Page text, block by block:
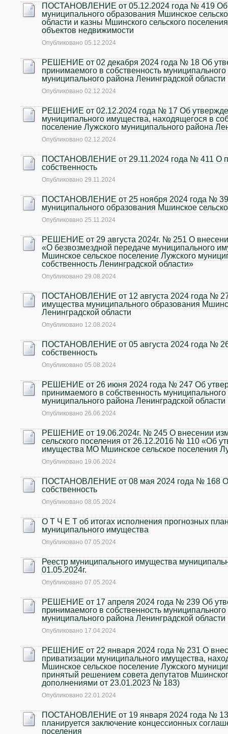
ПОСТАНОВЛЕНИЕ от 05.12.2024 года № 419 Об
муниципального образования Мшинское
области и казны Мшинского сельского
объектов недвижимости
Опубликовано 05.12.2024
РЕШЕНИЕ от 02 декабря 2024 года № 18 Об
принимаемого в собственность
муниципального района Ленинградской области
Опубликовано 02.12.2024
РЕШЕНИЕ от 02.12.2024 года № 17 Об
муниципального имущества, находящегося в
поселение Лужского муниципального района
Опубликовано 02.12.2024
ПОСТАНОВЛЕНИЕ от 29.11.2024 года № 411 О
собственность
Опубликовано 29.11.2024
ПОСТАНОВЛЕНИЕ от 25 ноября 2024 года №
муниципального образования Мшинское
Опубликовано 25.11.2024
РЕШЕНИЕ от 29 августа 2024г. № 251 О
«О безвозмездной передаче муниципального
Мшинское сельское поселение Лужского
собственность Ленинградской области»
Опубликовано 29.08.2024
ПОСТАНОВЛЕНИЕ от 12 августа 2024 года №
имущества муниципального образования
Ленинградской области
Опубликовано 12.08.2024
ПОСТАНОВЛЕНИЕ от 05 августа 2024 года №
собственность
Опубликовано 05.08.2024
РЕШЕНИЕ от 26 июня 2024 года № 247 Об
принимаемого в собственность
муниципального района Ленинградской области
Опубликовано 26.06.2024
РЕШЕНИЕ от 19.06.2024г. № 245 О внесении
сельского поселения от 26.12.2016 № 110 «Об
имущества МО Мшинское сельское поселения
Опубликовано 19.06.2024
ПОСТАНОВЛЕНИЕ от 08 мая 2024 года № 168 О
собственность
Опубликовано 08.05.2024
О Т Ч Е Т об итогах исполнения прогнозных
муниципального имущества
Опубликовано 07.05.2024
Реестр муниципального имущества
01.05.2024г.
Опубликовано 07.05.2024
РЕШЕНИЕ от 17 апреля 2024 года № 239 Об
принимаемого в собственность
муниципального района Ленинградской области
Опубликовано 17.04.2024
РЕШЕНИЕ от 22 января 2024 года № 231 О
приватизации муниципального имущества,
Мшинское сельское поселение Лужского
принятый решением совета депутатов
дополнениями от 23.01.2023 № 183)
Опубликовано 22.01.2024
ПОСТАНОВЛЕНИЕ от 19 января 2024 года № 13
планируется заключение концессионных
поселения